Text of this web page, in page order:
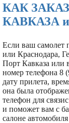
КАК
КАВКАЗА
Если ваш самолет
или Краснодара,
Порт Кавказа или
номер телефона 8
дату прилета,
она была
телефон для
и поможет вам с
салоне